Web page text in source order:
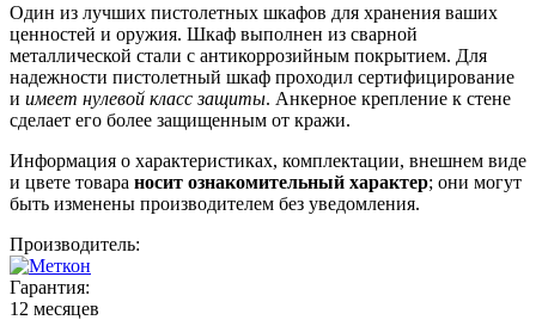
Один из лучших пистолетных шкафов для хранения ваших
ценностей и оружия. Шкаф выполнен из сварной
металлической стали с антикоррозийным покрытием. Для
надежности пистолетный шкаф проходил сертифицирование
и имеет нулевой класс защиты. Анкерное крепление к стене
сделает его более защищенным от кражи.
Информация о характеристиках, комплектации, внешнем виде
и цвете товара носит ознакомительный характер; они могут
быть изменены производителем без уведомления.
Производитель:
Гарантия:
12 месяцев